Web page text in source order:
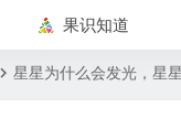
果识知道
星星为什么会发光，星